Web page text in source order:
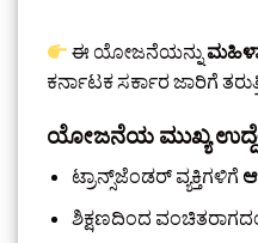
ಈ ಯೋಜನೆಯನ್ನು ಮಹಿಳಾ
ಕರ್ನಾಟಕ ಸರ್ಕಾರ ಜಾರಿಗೆ
ಯೋಜನೆಯ ಮುಖ್ಯ
ಟ್ರಾನ್ಸ್‌ಜೆಂಡರ್ ವ್ಯಕ್ತಿಗಳಿಗೆ
ಶಿಕ್ಷಣದಿಂದ